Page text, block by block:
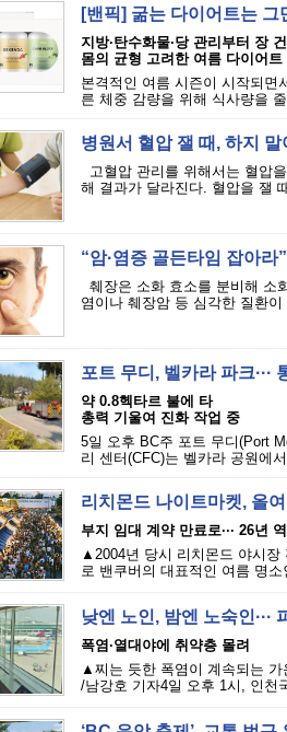
[밴픽] 굶는 다이어트는 그
지방·탄수화물·당 관리부터 장
몸의 균형 고려한 여름 다이어트
본격적인 여름 시즌이 시작되면
른 체중 감량을 위해 식사량을
병원서 혈압 잴 때, 하지 말
고혈압 관리를 위해서는 혈압
해 결과가 달라진다. 혈압을 잴
“암·염증 골든타임 잡아라
췌장은 소화 효소를 분비해 소
염이나 췌장암 등 심각한 질환
포트 무디, 벨카라 파크···
약 0.8헥타르 불에 타
총력 기울여 진화 작업 중
5일 오후 BC주 포트 무디(Port
리 센터(CFC)는 벨카라 공원에
리치몬드 나이트마켓, 올
부지 임대 계약 만료로··· 26년
▲2004년 당시 리치몬드 야시장
로 밴쿠버의 대표적인 여름 명
낮엔 노인, 밤엔 노숙인
폭염·열대야에 취약층 몰려
▲찌는 듯한 폭염이 계속되는 가
/남강호 기자4일 오후 1시, 인천